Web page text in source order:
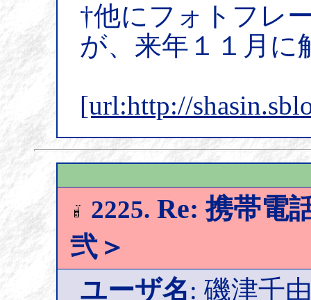
†他にフォトフレ
が、来年１１月に
[url:http://
2225. Re: 携帯電
弐＞
ユーザ名: 磯津千